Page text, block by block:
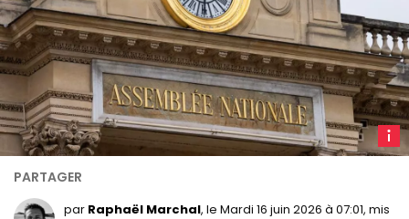
par Raphaël Marchal, le Mardi 16 juin 2026 à 07:01, mis